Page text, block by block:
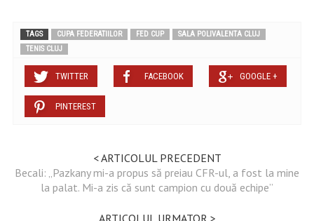
TAGS CUPA FEDERATIILOR FED CUP
SALA POLIVALENTA CLUJ
TENIS CLUJ
TWITTER FACEBOOK GOOGLE +
PINTEREST
< ARTICOLUL PRECEDENT
Becali: „Pazkany mi-a propus să preiau CFR-ul, a fost la mine
la palat. Mi-a zis că sunt campion cu două echipe”